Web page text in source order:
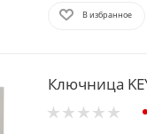
В избранное
Ключница